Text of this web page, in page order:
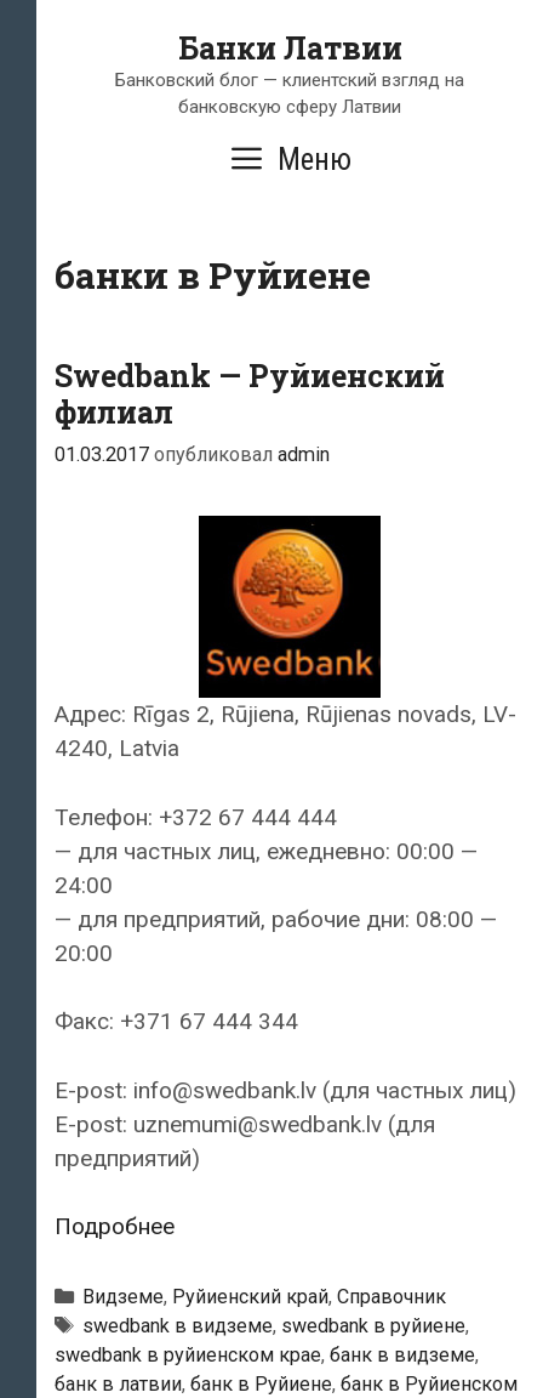
содержимому
Банки Латвии
Банковский блог — клиентский взгляд на
банковскую сферу Латвии
Меню
банки в Руйиене
Swedbank — Руйиенский
филиал
01.03.2017 опубликовал admin
Адрес: Rīgas 2, Rūjiena, Rūjienas novads, LV-
4240, Latvia
Телефон: +372 67 444 444
— для частных лиц, ежедневно: 00:00 —
24:00
— для предприятий, рабочие дни: 08:00 —
20:00
Факс: +371 67 444 344
E-post: info@swedbank.lv (для частных лиц)
E-post: uznemumi@swedbank.lv (для
предприятий)
ПодробнееSwedbank
Руйиенский
филиал
Рубрики
Видземе, Руйиенский край, Справочник
Тэги
swedbank в видземе, swedbank в руйиене,
swedbank в руйиенском крае, банк в видземе,
банк в латвии, банк в Руйиене, банк в Руйиенском